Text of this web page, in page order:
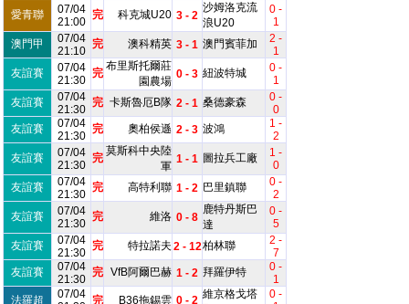
愛青聯
07/04
21:00
完 科克城U20 3 - 2
沙姆洛克流
浪U20
0 -
1
澳門甲
07/04
21:10
完 澳科精英 3 - 1 澳門賓菲加
2 -
1
友誼賽
07/04
21:30
完
布里斯托爾莊
園農場
0 - 3 紐波特城
0 -
1
友誼賽
07/04
21:30
完 卡斯魯厄B隊 2 - 1 桑德豪森
0 -
0
友誼賽
07/04
21:30
完 奧柏侯遜 2 - 3 波鴻
1 -
2
友誼賽
07/04
21:30
完
莫斯科中央陸
軍
1 - 1 圖拉兵工廠
1 -
0
友誼賽
07/04
21:30
完 高特利聯 1 - 2 巴里鎮聯
0 -
2
友誼賽
07/04
21:30
完 維洛 0 - 8
鹿特丹斯巴
達
0 -
5
友誼賽
07/04
21:30
完 特拉諾夫 2 - 12柏林聯
2 -
7
友誼賽
07/04
21:30
完 VfB阿爾巴赫 1 - 2 拜羅伊特
0 -
1
法羅超
07/04 完 B36拖錫雲 0 - 2 維京格戈塔
0 -